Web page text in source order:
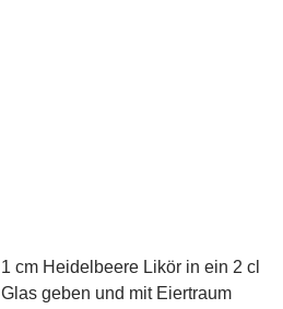
1 cm Heidelbeere Likör in ein 2 cl
Glas geben und mit Eiertraum